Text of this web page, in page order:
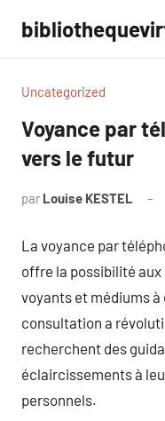
contenu
Uncategorized
Voyance par
vers le futur
par Louise KESTEL
La voyance par
offre la possibilité
voyants et médiums
consultation a
recherchent des
éclaircissements à
personnels.